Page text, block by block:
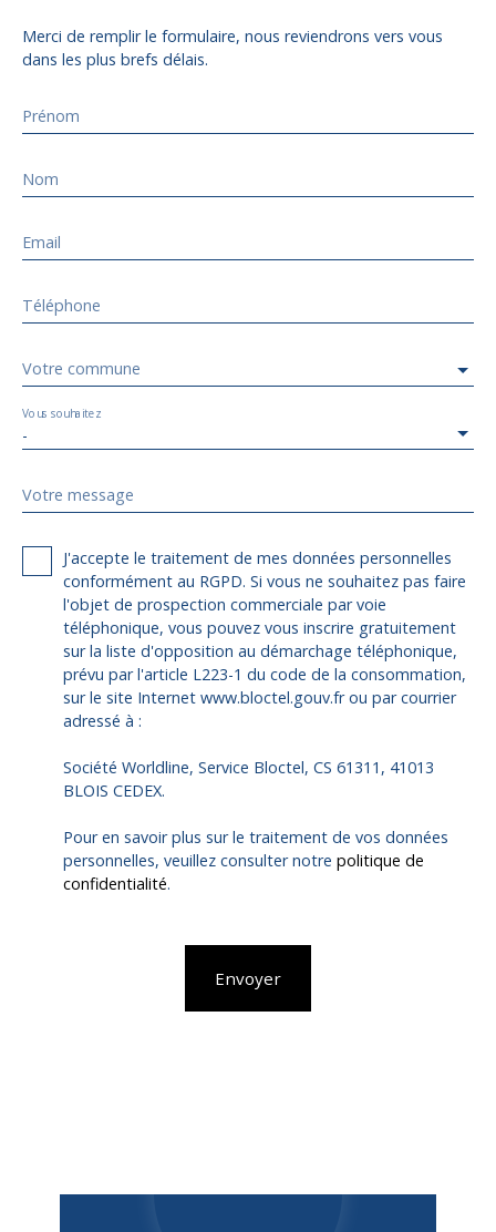
Merci de remplir le formulaire, nous reviendrons vers vous
dans les plus brefs délais.
Prénom
Nom
Email
Téléphone
Votre commune
-
Vous souhaitez
Votre message
J'accepte le traitement de mes données personnelles
conformément au RGPD. Si vous ne souhaitez pas faire
l'objet de prospection commerciale par voie
téléphonique, vous pouvez vous inscrire gratuitement
sur la liste d'opposition au démarchage téléphonique,
prévu par l'article L223-1 du code de la consommation,
sur le site Internet www.bloctel.gouv.fr ou par courrier
adressé à :
Société Worldline, Service Bloctel, CS 61311, 41013
BLOIS CEDEX.
Pour en savoir plus sur le traitement de vos données
personnelles, veuillez consulter notre politique de
confidentialité.
Envoyer